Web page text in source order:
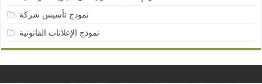
نمودج تأسيس شركة
نموذج الإعلانات القانونية